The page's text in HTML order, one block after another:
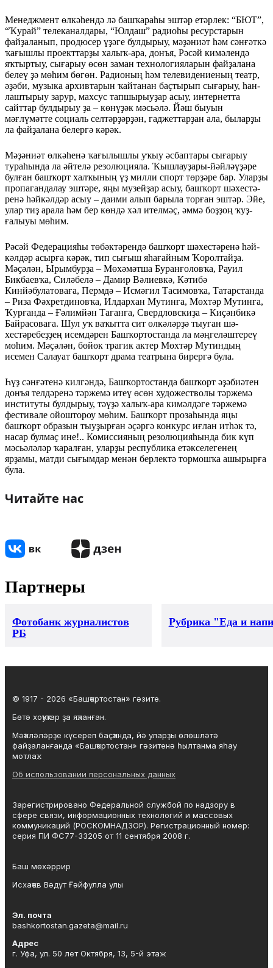
Менеджмент өлкәһендә лә башҡараһы эштәр етәрлек: “БЮТ”,
“Ҡурай” телеканалдары, “Юлдаш” радиоһы ресурстарын
файҙаланып, продюсер үҙәге бул­дырыу, мәҙәниәт һәм сән­ғәткә
ҡағышлы проекттарҙы ха­лыҡ-ара, донъя, Рәсәй кимәлен­дә
яҡтыртыу, сығарыу өсөн заман технологияларын файҙа­лана
белеү ҙә мөһим бөгөн. Радионың һәм телевидениеның театр,
әҙәби, музыка архивтарын ҡай­танан баҫтырып сығарыу, һан­
лаштырыу зарур, махсус тапшы­рыуҙар асыу, интернетта
сайттар булдырыу ҙа – көнүҙәк мәсьәлә. Йәш быуын
мәғлүмәтте социаль селтәрҙәрҙән, гаджеттарҙан ала, быларҙы
ла файҙалана белергә кәрәк.
Мәҙәниәт өлкәһенә ҡағылыш­лы уҡыу әсбаптары сығарыу
тураһында ла әйтелә резолюцияла. Ҡышлауҙары-йәйләүҙәре
булған башҡорт халҡының үҙ милли спорт төрҙәре бар. Уларҙы
пропагандалау эштәре, яңы музейҙар асыу, башҡорт шәхес­тә­
ренә һәйкәлдәр асыу – даими алып барыла торған эштәр. Эйе,
улар тиҙ арала һәм бер көндә хәл ителмәҫ, әммә боҙҙоң ҡуҙ­
ғалыуы мөһим.
Рәсәй Федерацияһы төбәктә­рендә башҡорт шәхестәренә һәй­
кәлдәр асырға кәрәк, тип сығыш яһағайным Ҡоролтайҙа.
Мәҫә­лән, Ырымбурҙа – Мөхәмәтша Буранғоловҡа, Рауил
Бикбаевҡа, Силәбелә – Дамир Вәлиевкә, Кәтибә
Кинйәбулатоваға, Перм­дә – Исмәғил Тасимовҡа, Татарстанда
– Риза Фәхретдинов­ҡа, Илдархан Мутинға, Мөхтәр Мутинға,
Ҡурғанда – Ғәлимйән Тағанға, Свердловскиҙа – Киҫән­бикә
Байрасоваға. Шул уҡ ва­ҡытта сит өлкәләрҙә тыуған шә­
хестәребеҙҙең исемдәрен Баш­ҡортостанда ла мәңгеләш­тереү
мөһим. Мәҫәлән, бөйөк трагик актер Мөхтәр Мутиндың
исемен Салауат башҡорт драма театрына бирергә була.
Һүҙ сәнғәтенә килгәндә, Баш­ҡортостанда башҡорт әҙәбиәтен
донъя телдәренә тәржемә итеү өсөн художестволы тәржемә
инс­титуты булдырыу, тәүҙә халыҡ-ара кимәлдәге тәржемә
фестивале ойоштороу мөһим. Башҡорт прозаһында яңы
башҡорт образын тыуҙырған әҫәргә конкурс иғлан итһәк тә,
насар булмаҫ ине!.. Комиссияның резолюция­һында бик күп
мәсьәләләр ҡаралған, уларҙы республика етәкселегенең
ярҙамы, матди сығымдар менән берлектә тор­мошҡа ашырырға
була.
Читайте нас
Партнеры
Фотобанк журналистов
РБ
Рубрика "Еда и
© 1917 - 2026 «Башҡортостан» гәзите.
Бөтә хоҡуҡтар ҙа яҡланған.
Мәҡәләләрҙе күсереп баҫҡанда, йә уларҙы өлөшләтә
файҙаланғанда «Башҡортостан» гәзитенә һылтанма яһау
мотлаҡ.
Об использовании персональных данных
Зарегистрировано Федеральной службой по надзору в
сфере связи, информационных технологий и массовых
коммуникаций (РОСКОМНАДЗОР). Регистрационный номер:
серия ПИ ФС77-33205 от 11 сентября 2008 г.
Баш мөхәррир
Исхаҡов Вәдүт Ғәйфулла улы
Эл. почта
bashkortostan.gazeta@mail.ru
Адрес
г. Уфа, ул. 50 лет Октября, 13, 5-й этаж